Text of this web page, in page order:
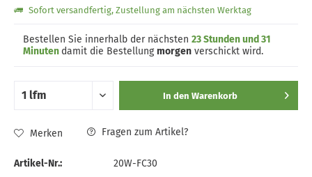
Sofort versandfertig, Zustellung am nächsten Werktag
Bestellen Sie innerhalb der nächsten 23 Stunden und 31
Minuten damit die Bestellungmorgen verschickt wird.
In den Warenkorb
Merken Fragen zum Artikel?
Artikel-Nr.: 20W-FC30